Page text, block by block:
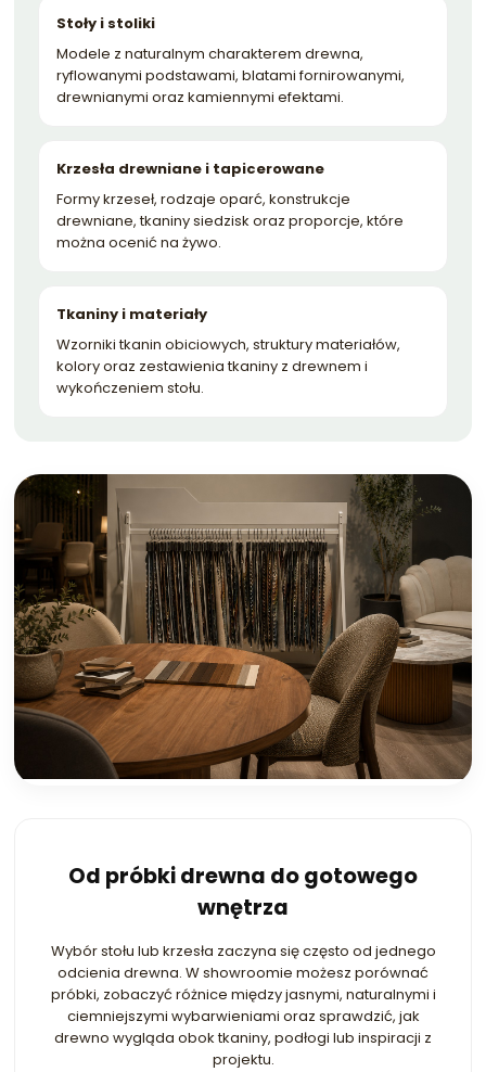
Stoły i stoliki
Modele z naturalnym charakterem drewna,
ryflowanymi podstawami, blatami fornirowanymi,
drewnianymi oraz kamiennymi efektami.
Krzesła drewniane i tapicerowane
Formy krzeseł, rodzaje oparć, konstrukcje
drewniane, tkaniny siedzisk oraz proporcje, które
można ocenić na żywo.
Tkaniny i materiały
Wzorniki tkanin obiciowych, struktury materiałów,
kolory oraz zestawienia tkaniny z drewnem i
wykończeniem stołu.
Od próbki drewna do gotowego
wnętrza
Wybór stołu lub krzesła zaczyna się często od jednego
odcienia drewna. W showroomie możesz porównać
próbki, zobaczyć różnice między jasnymi, naturalnymi i
ciemniejszymi wybarwieniami oraz sprawdzić, jak
drewno wygląda obok tkaniny, podłogi lub inspiracji z
projektu.